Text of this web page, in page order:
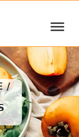
≡
/